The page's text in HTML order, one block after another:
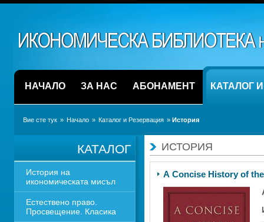
НАЧАЛО ЗА НАС АБОНАМЕНТ КАТАЛОГ
Вие сте тук » Начало » Каталог и Резервация » История
КАТАЛОГ
История на
икономическата мисъл
Естествено право.
Просвещение. Класика
ИСТОРИЯ
A Concise History of